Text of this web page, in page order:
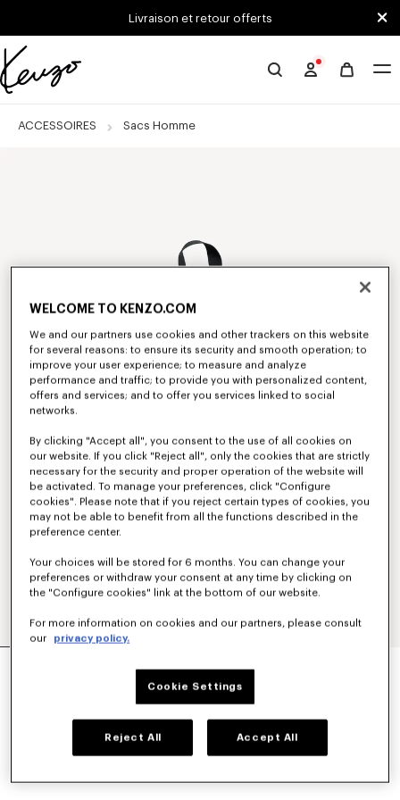
Skip to main content
Skip to footer contentLivraison et retour offerts
Site
KENZO
ACCESSOIRES Sacs Homme
WELCOME TO KENZO.COM
We and our partners use cookies and other trackers on this website
for several reasons: to ensure its security and smooth operation; to
improve your user experience; to measure and analyze
performance and traffic; to provide you with personalized content,
offers and services; and to offer you services linked to social
networks.
By clicking "Accept all", you consent to the use of all cookies on
our website. If you click "Reject all", only the cookies that are strictly
necessary for the security and proper operation of the website will
be activated. To manage your preferences, click "Configure
cookies". Please note that if you reject certain types of cookies, you
may not be able to benefit from all the functions described in the
preference center.
Your choices will be stored for 6 months. You can change your
preferences or withdraw your consent at any time by clicking on
the "Configure cookies" link at the bottom of our website.
For more information on cookies and our partners, please consult
our
privacy policy.
Cookie Settings
Reject All Accept All